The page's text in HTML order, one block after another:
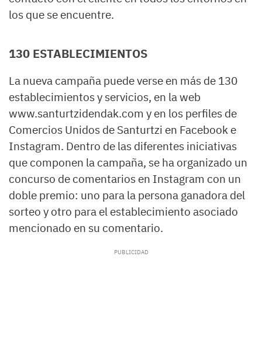
los que se encuentre.
130 ESTABLECIMIENTOS
La nueva campaña puede verse en más de 130
establecimientos y servicios, en la web
www.santurtzidendak.com y en los perfiles de
Comercios Unidos de Santurtzi en Facebook e
Instagram. Dentro de las diferentes iniciativas
que componen la campaña, se ha organizado un
concurso de comentarios en Instagram con un
doble premio: uno para la persona ganadora del
sorteo y otro para el establecimiento asociado
mencionado en su comentario.